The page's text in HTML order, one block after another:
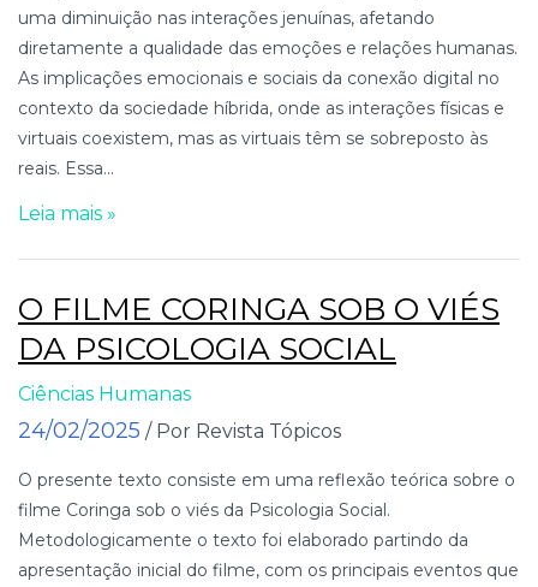
uma diminuição nas interações jenuínas, afetando
diretamente a qualidade das emoções e relações humanas.
As implicações emocionais e sociais da conexão digital no
contexto da sociedade híbrida, onde as interações físicas e
virtuais coexistem, mas as virtuais têm se sobreposto às
reais. Essa...
Leia mais »
O FILME CORINGA SOB O VIÉS
DA PSICOLOGIA SOCIAL
Ciências Humanas
24/02/2025 / Por Revista Tópicos
O presente texto consiste em uma reflexão teórica sobre o
filme Coringa sob o viés da Psicologia Social.
Metodologicamente o texto foi elaborado partindo da
apresentação inicial do filme, com os principais eventos que